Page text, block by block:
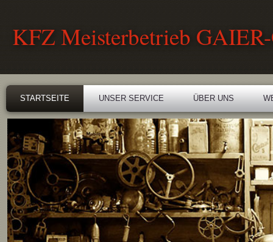
KFZ Meisterbetrieb
STARTSEITE UNSER SERVICE ÜBER UNS